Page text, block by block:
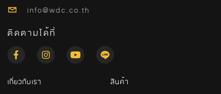
info@wdc.co.th
ติดตามได้ที่
เกี่ยวกับเรา
สินค้า